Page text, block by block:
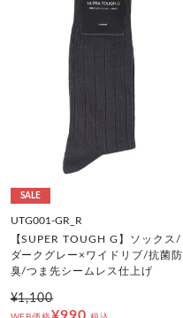
SALE
UTG001-GR_R
【SUPER TOUGH G】ソックス/
ダークグレー×ワイドリブ/抗菌防
臭/つま先シームレス仕上げ
¥1,100